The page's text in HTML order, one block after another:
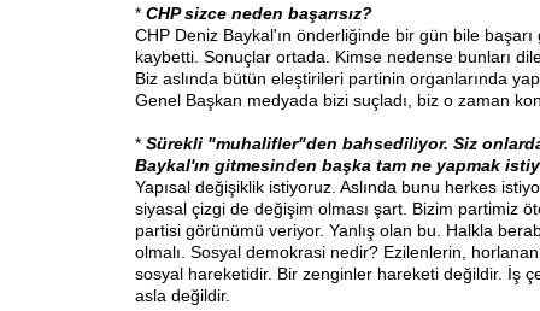
* CHP sizce neden başarısız?
CHP Deniz Baykal'ın önderliğinde bir gün bile
kaybetti. Sonuçlar ortada. Kimse nedense bunları
Biz aslında bütün eleştirileri partinin organlarında
Genel Başkan medyada bizi suçladı, biz o zaman
* Sürekli "muhalifler"den bahsediliyor. Siz
Baykal'ın gitmesinden başka tam ne yapmak
Yapısal değişiklik istiyoruz. Aslında bunu herkes
siyasal çizgi de değişim olması şart. Bizim partimiz
partisi görünümü veriyor. Yanlış olan bu. Halkla
olmalı. Sosyal demokrasi nedir? Ezilenlerin,
sosyal hareketidir. Bir zenginler hareketi değildir. İş
asla değildir.